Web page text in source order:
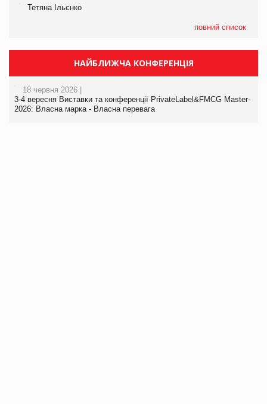
Тетяна Ільєнко
повний список
НАЙБЛИЖЧА КОНФЕРЕНЦІЯ
18 червня 2026 |
3-4 вересня Виставки та конференції PrivateLabel&FMCG Master-
2026: Власна марка - Власна перевага